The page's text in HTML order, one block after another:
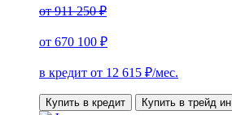
от911 250 ₽
от 670 100 ₽
в кредит от 12 615 ₽/мес.
Купить в кредит Купить в трейд ин